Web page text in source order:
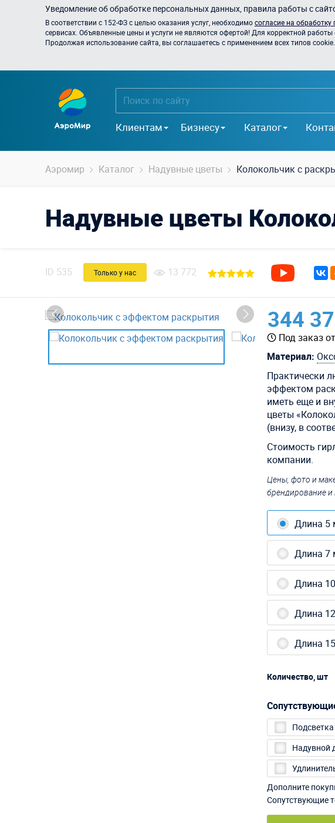
Уведомление об обработке персональных данных, правила работы с
В соответствии с 152-ФЗ с целью оказания услуг, необходимосогласие на
сервисах. Объявленные цены и услуги не являются офертой! Для корректной
Продолжая использование сайта, вы соглашаетесь с применением всех типов
Клиентам Бизнесу Каталог
Аэромир Каталог Надувные цветы Колокольчик с
Надувные цветы
ID 535 Только у нас 13 772
344
Под заказ
Материал:
Практически
эффектом
иметь еще и
цветы
(внизу, в
Стоимость
компании.
Цены, фото и
брендирование и
Длина 5
Длина 7
Длина
Длина
Длина
Количество, шт
Надувной
Дополните
Сопутствующие